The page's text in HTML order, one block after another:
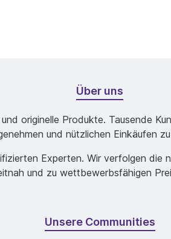
Über uns
originelle Produkte. Tausende
und nützlichen Einkäufen
Experten. Wir verfolgen die
und zu wettbewerbsfähigen
Unsere Communities